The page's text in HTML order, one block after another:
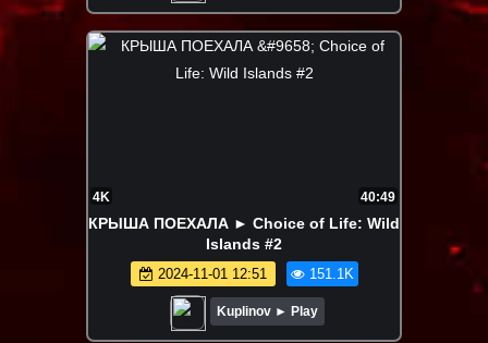
4K 40:49
КРЫША ПОЕХАЛА ► Choice of Life: Wild
Islands #2
2024-11-01 12:51 151.1K
Kuplinov ► Play